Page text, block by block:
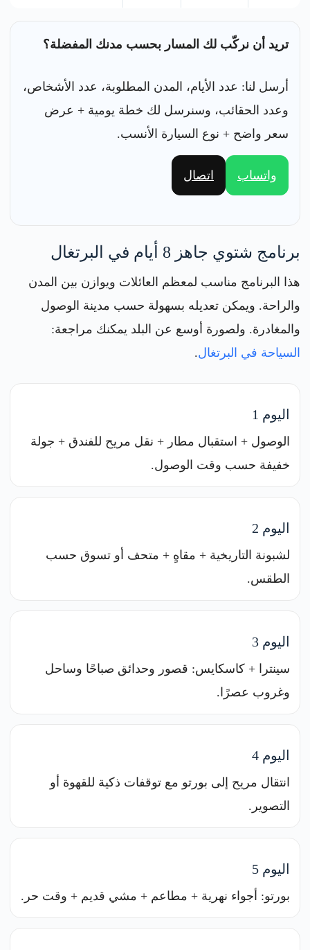
تريد أن نركّب لك المسار بحسب مدنك المفضلة؟
أرسل لنا: عدد الأيام، المدن المطلوبة، عدد الأشخاص،
وعدد الحقائب، وسنرسل لك خطة يومية + عرض
سعر واضح + نوع السيارة الأنسب.
واتساب اتصال
برنامج شتوي جاهز 8 أيام في البرتغال
هذا البرنامج مناسب لمعظم العائلات ويوازن بين المدن
والراحة. ويمكن تعديله بسهولة حسب مدينة الوصول
والمغادرة. ولصورة أوسع عن البلد يمكنك مراجعة:
السياحة في البرتغال.
اليوم 1
الوصول + استقبال مطار + نقل مريح للفندق + جولة
خفيفة حسب وقت الوصول.
اليوم 2
لشبونة التاريخية + مقاهٍ + متحف أو تسوق حسب
الطقس.
اليوم 3
سينترا + كاسكايس: قصور وحدائق صباحًا وساحل
وغروب عصرًا.
اليوم 4
انتقال مريح إلى بورتو مع توقفات ذكية للقهوة أو
التصوير.
اليوم 5
بورتو: أجواء نهرية + مطاعم + مشي قديم + وقت حر.